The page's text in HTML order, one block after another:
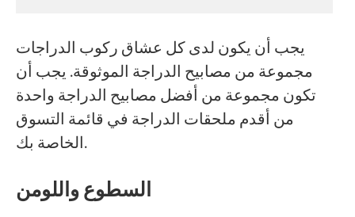
يجب أن يكون لدى كل عشاق ركوب الدراجات
مجموعة من مصابيح الدراجة الموثوقة. يجب أن
تكون مجموعة من أفضل مصابيح الدراجة واحدة
من أقدم ملحقات الدراجة في قائمة التسوق
الخاصة بك.
السطوع واللومن